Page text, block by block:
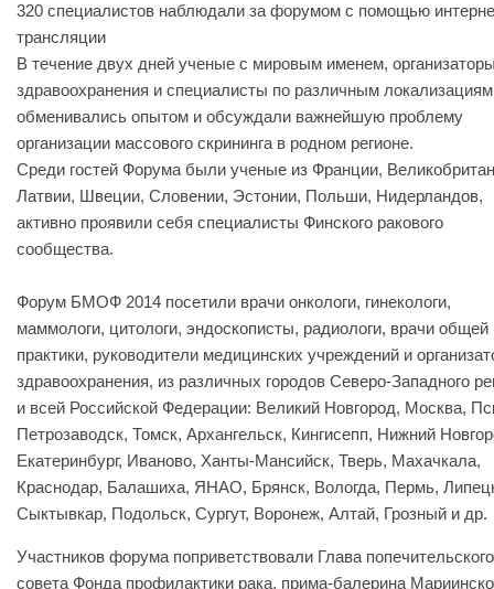
320 специалистов наблюдали за форумом с помощью
трансляции
В течение двух дней ученые с мировым именем,
здравоохранения и специалисты по различным
обменивались опытом и обсуждали важнейшую проблему
организации массового скрининга в родном регионе.
Среди гостей Форума были ученые из Франции,
Латвии, Швеции, Словении, Эстонии, Польши, Нидерландов,
активно проявили себя специалисты Финского ракового
сообщества.
Форум БМОФ 2014 посетили врачи онкологи, гинекологи,
маммологи, цитологи, эндоскописты, радиологи, врачи общей
практики, руководители медицинских учреждений и
здравоохранения, из различных городов Северо-Западного
и всей Российской Федерации: Великий Новгород, Москва,
Петрозаводск, Томск, Архангельск, Кингисепп, Нижний
Екатеринбург, Иваново, Ханты-Мансийск, Тверь, Махачкала,
Краснодар, Балашиха, ЯНАО, Брянск, Вологда, Пермь,
Сыктывкар, Подольск, Сургут, Воронеж, Алтай, Грозный и др.
Участников форума поприветствовали Глава попечительского
совета Фонда профилактики рака, прима-балерина